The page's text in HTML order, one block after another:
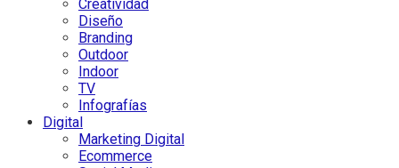
Creatividad
Diseño
Branding
Outdoor
Indoor
TV
Infografías
Digital
Marketing Digital
Ecommerce